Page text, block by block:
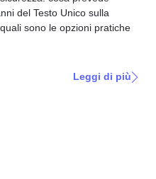
del Testo Unico sulla
sono le opzioni pratiche
Leggi di più